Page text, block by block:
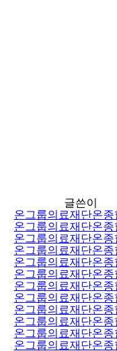
글쓴이
온그룹의료재단온종
온그룹의료재단온종
온그룹의료재단온종
온그룹의료재단온종
온그룹의료재단온종
온그룹의료재단온종
온그룹의료재단온종
온그룹의료재단온종
온그룹의료재단온종
온그룹의료재단온종
온그룹의료재단온종
온그룹의료재단온종